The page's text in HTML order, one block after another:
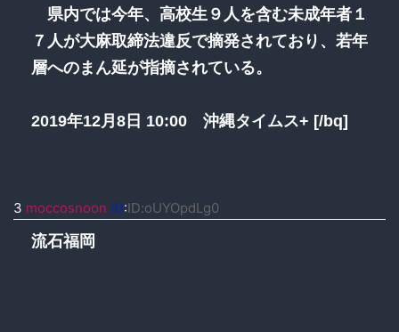
県内では今年、高校生９人を含む未成年者１
７人が大麻取締法違反で摘発されており、若年
層へのまん延が指摘されている。
2019年12月8日 10:00 沖縄タイムス+ [/bq]
3 moccosnoon ID:ID:oUYOpdLg0
流石福岡